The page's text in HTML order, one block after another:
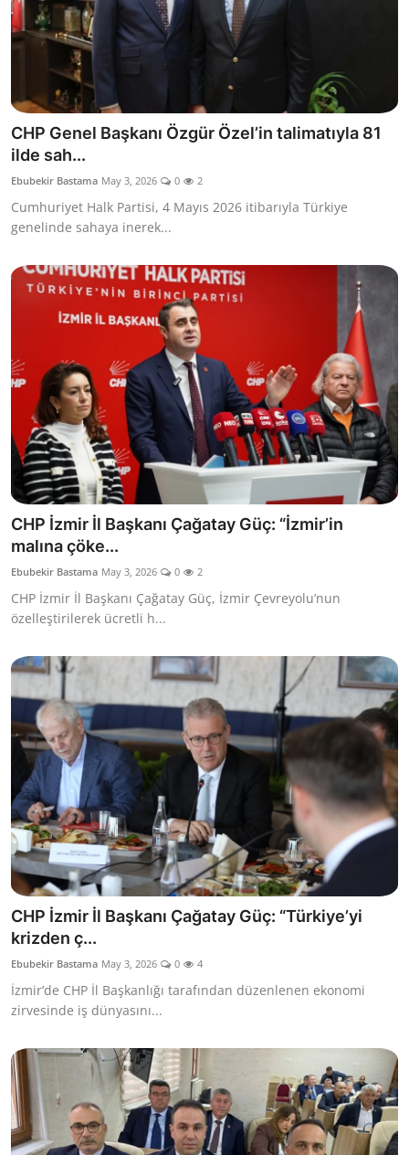
CHP Genel Başkanı Özgür Özel’in talimatıyla 81
ilde sah...
Ebubekir Bastama May 3, 2026 0 2
Cumhuriyet Halk Partisi, 4 Mayıs 2026 itibarıyla Türkiye
genelinde sahaya inerek...
CHP İzmir İl Başkanı Çağatay Güç: “İzmir’in
malına çöke...
Ebubekir Bastama May 3, 2026 0 2
CHP İzmir İl Başkanı Çağatay Güç, İzmir Çevreyolu’nun
özelleştirilerek ücretli h...
CHP İzmir İl Başkanı Çağatay Güç: “Türkiye’yi
krizden ç...
Ebubekir Bastama May 3, 2026 0 4
İzmir’de CHP İl Başkanlığı tarafından düzenlenen ekonomi
zirvesinde iş dünyasını...